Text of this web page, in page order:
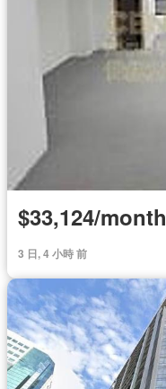
$33,124/month
3 日, 4 小時 前